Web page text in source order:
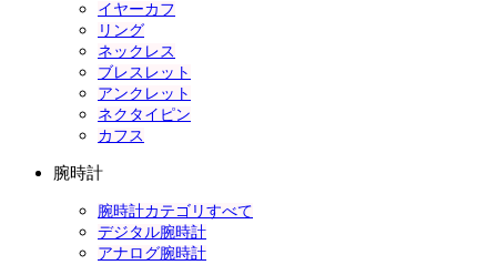
イヤーカフ
リング
ネックレス
ブレスレット
アンクレット
ネクタイピン
カフス
腕時計
腕時計カテゴリすべて
デジタル腕時計
アナログ腕時計